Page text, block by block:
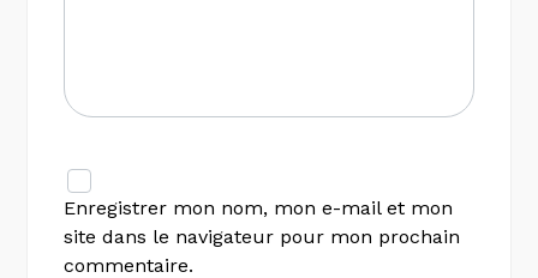
Enregistrer mon nom, mon e-mail et mon
site dans le navigateur pour mon prochain
commentaire.